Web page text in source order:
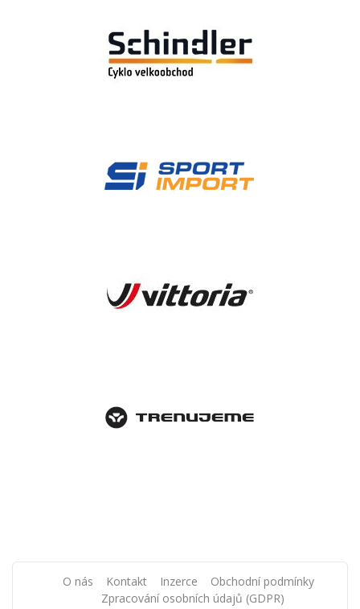
O nás Kontakt Inzerce
Obchodní podmínky
Zpracování osobních údajů (GDPR)